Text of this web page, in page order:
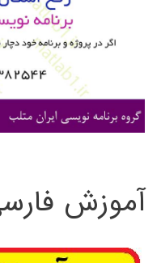
ی
آموزش